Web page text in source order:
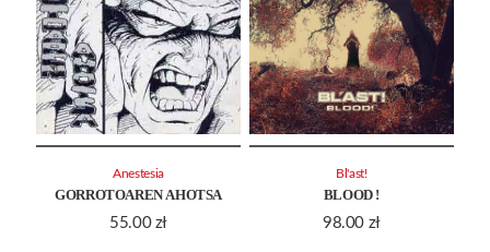
GORROTOAREN AHOTSA
55.00 zł
Anestesia
BLOOD !
98.00 zł
Bl'ast!